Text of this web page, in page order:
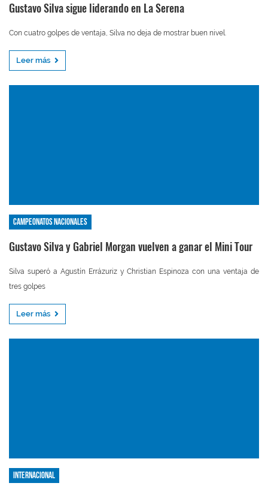
Gustavo Silva sigue liderando en La Serena
Con cuatro golpes de ventaja, Silva no deja de mostrar buen nivel.
Leer más
Campeonatos nacionales
Gustavo Silva y Gabriel Morgan vuelven a ganar el Mini Tour
Silva superó a Agustín Errázuriz y Christian Espinoza con una ventaja de
tres golpes
Leer más
Internacional